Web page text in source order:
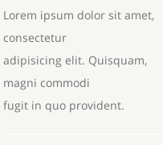
Lorem ipsum dolor sit amet,
consectetur
adipisicing elit. Quisquam,
magni commodi
fugit in quo provident.